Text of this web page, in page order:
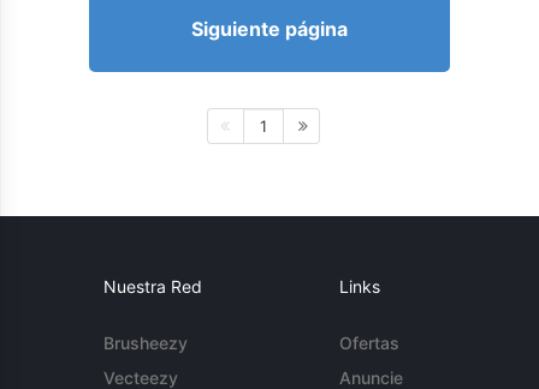
Siguiente página
1
Nuestra Red
Brusheezy
Vecteezy
Links
Ofertas
Anuncie